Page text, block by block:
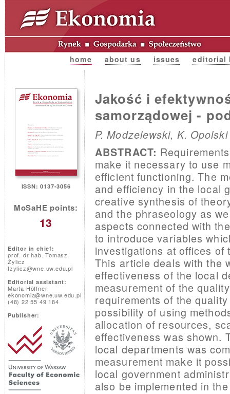
home about us issues editorial
ISSN: 0137-3056
MoSaHE points:
13
Editor in chief:
prof. dr hab. Tomasz
Żylicz
tzylicz@wne.uw.edu.pl
Editorial assistant:
Marta Höffner
ekonomia@wne.uw.edu.pl
(48) 22 55 49 184
Publisher:
Jakość i
samorządowej -
P. Modzelewski, K. Opolski
ABSTRACT:
make it necessary to use
efficient functioning. The
and efficiency in the local
creative synthesis of
and the phraseology as
aspects connected with
to introduce variables
investigations at offices of
This article deals with the
effectiveness of the local
measurement of the
requirements of the
possibility of using
allocation of resources,
effectiveness was shown.
local departments was
measurement make it
local government
also be implemented in